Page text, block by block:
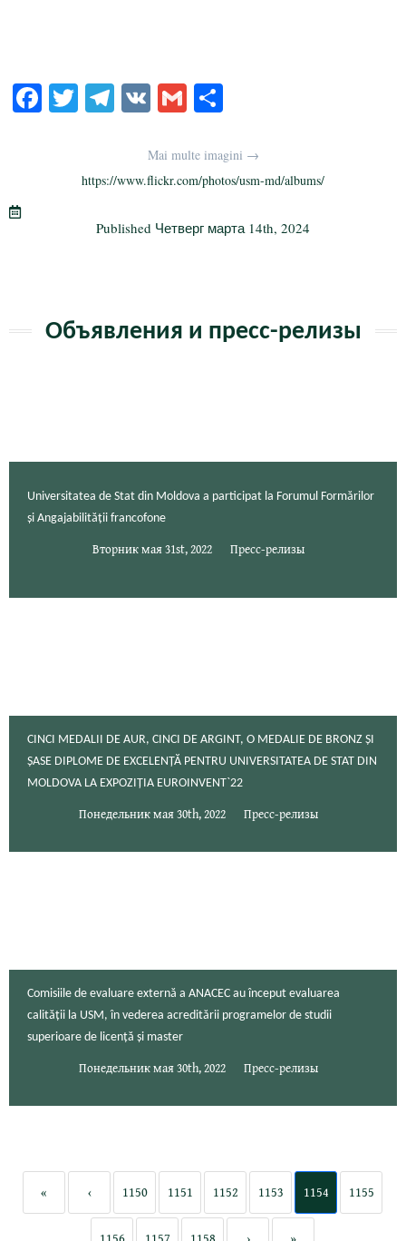
Fa T
r
Te
a
m
V G
ailр
а
и
Mai multe imagini →
https://www.flickr.com/photos/usm-md/albums/
Published Четверг марта 14th, 2024
Объявления и пресс-релизы
Universitatea de Stat din Moldova a participat la Forumul Formărilor
și Angajabilității francofone
Вторник мая 31st, 2022 Пресс-релизы
CINCI MEDALII DE AUR, CINCI DE ARGINT, O MEDALIE DE BRONZ ȘI
ȘASE DIPLOME DE EXCELENȚĂ PENTRU UNIVERSITATEA DE STAT DIN
MOLDOVA LA EXPOZIȚIA EUROINVENT`22
Понедельник мая 30th, 2022 Пресс-релизы
Comisiile de evaluare externă a ANACEC au început evaluarea
calității la USM, în vederea acreditării programelor de studii
superioare de licență și master
Понедельник мая 30th, 2022 Пресс-релизы
« ‹ 1150 1151 1152 1153 1154 1155